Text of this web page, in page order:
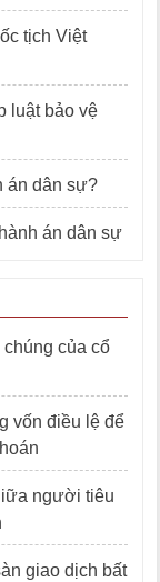
tịch Việt
luật bảo vệ
án dân sự?
án dân sự
của cổ
vốn điều lệ để
người tiêu
giao dịch bất